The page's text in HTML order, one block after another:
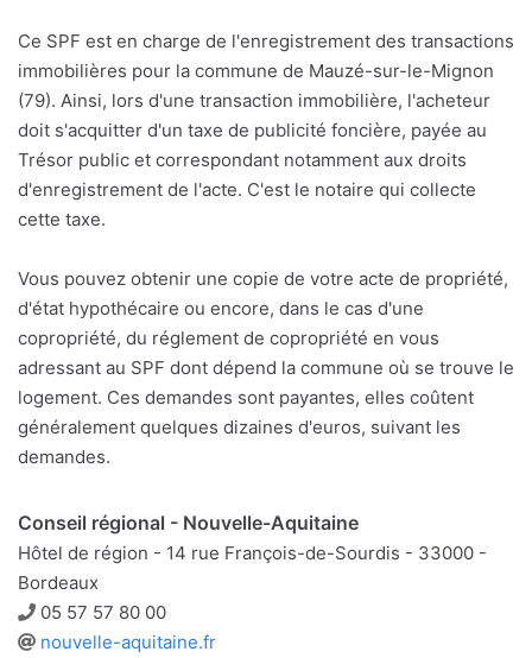
Ce SPF est en charge de l'enregistrement des transactions
immobilières pour la commune de Mauzé-sur-le-Mignon
(79). Ainsi, lors d'une transaction immobilière, l'acheteur
doit s'acquitter d'un taxe de publicité foncière, payée au
Trésor public et correspondant notamment aux droits
d'enregistrement de l'acte. C'est le notaire qui collecte
cette taxe.
Vous pouvez obtenir une copie de votre acte de propriété,
d'état hypothécaire ou encore, dans le cas d'une
copropriété, du réglement de copropriété en vous
adressant au SPF dont dépend la commune où se trouve le
logement. Ces demandes sont payantes, elles coûtent
généralement quelques dizaines d'euros, suivant les
demandes.
Conseil régional - Nouvelle-Aquitaine
Hôtel de région - 14 rue François-de-Sourdis - 33000 -
Bordeaux
Téléphone
05 57 57 80 00
Site
nouvelle-aquitaine.fr